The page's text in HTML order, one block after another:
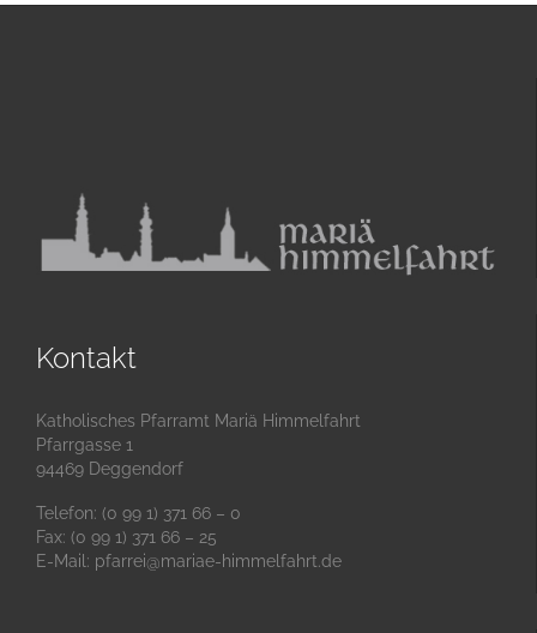
Kontakt
Katholisches Pfarramt Mariä Himmelfahrt
Pfarrgasse 1
94469 Deggendorf
Telefon: (0 99 1) 371 66 – 0
Fax: (0 99 1) 371 66 – 25
E-Mail: pfarrei@mariae-himmelfahrt.de